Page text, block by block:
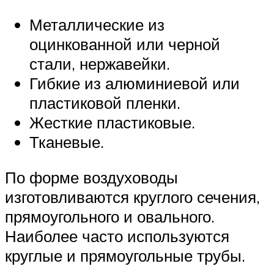
Металлические из
оцинкованной или черной
стали, нержавейки.
Гибкие из алюминиевой или
пластиковой пленки.
Жесткие пластиковые.
Тканевые.
По форме воздуховоды
изготовливаются круглого сечения,
прямоугольного и овального.
Наиболее часто используются
круглые и прямоугольные трубы.